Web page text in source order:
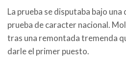
La prueba se disputaba bajo
prueba de caracter nacional.
tras una remontada tremenda
darle el primer puesto.